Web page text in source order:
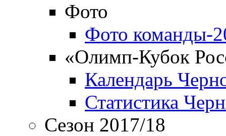
Фото
Фото команды-
«Олимп-Кубок
Календарь
Статистика
Сезон 2017/18